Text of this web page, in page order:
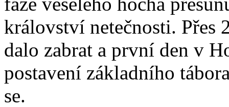
království netečnosti. Přes
dalo zabrat a první den v
postavení základního
se.